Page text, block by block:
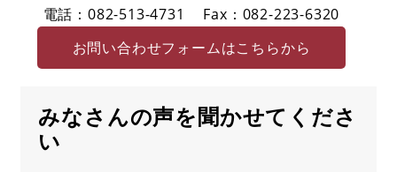
電話：082-513-4731
Fax：082-223-6320
お問い合わせフォームはこちらから
みなさんの声を聞かせてくださ
い